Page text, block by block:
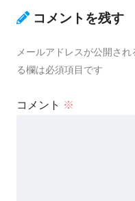
コメントを残す
メールアドレスが公開され
る欄は必須項目です
コメント ※